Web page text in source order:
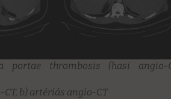
portae thrombosis (hasi angio-
CT, b) artériás angio-CT